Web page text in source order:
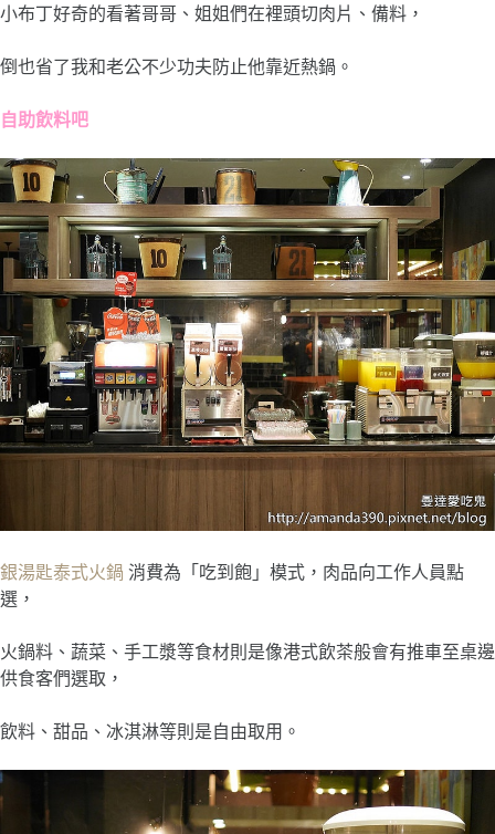
小布丁好奇的看著哥哥、姐姐們在裡頭切肉片、備料，
倒也省了我和老公不少功夫防止他靠近熱鍋。
自助飲料吧
銀湯匙泰式火鍋 消費為「吃到飽」模式，肉品向工作人員點
選，
火鍋料、蔬菜、手工漿等食材則是像港式飲茶般會有推車至桌邊
供食客們選取，
飲料、甜品、冰淇淋等則是自由取用。